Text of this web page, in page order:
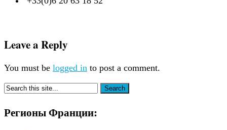
Leave a Reply
You must be logged in to post a comment.
Регионы Франции: